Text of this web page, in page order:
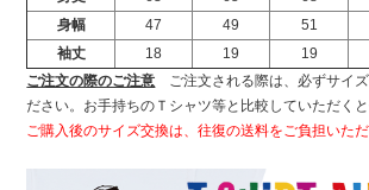
身幅
47 49 51
袖丈
18 19 19
ご注文の際のご注意 ご注文される際は、必ずサイ
ださい。お手持ちのＴシャツ等と比較していただくと
ご購入後のサイズ交換は、往復の送料をご負担いただ